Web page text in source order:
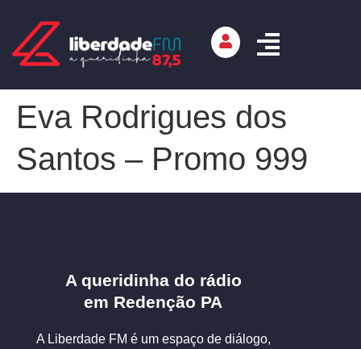
Eva Rodrigues dos
Santos – Promo 999
A queridinha do rádio
em Redenção PA
A Liberdade FM é um espaço de diálogo,